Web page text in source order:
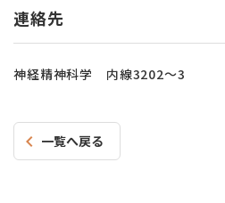
連絡先
神経精神科学 内線3202～3
一覧へ戻る